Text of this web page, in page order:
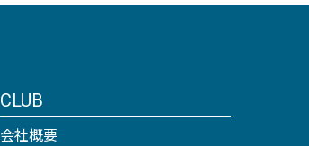
CLUB
会社概要